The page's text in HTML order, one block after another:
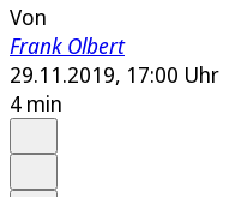
Von
Frank Olbert
29.11.2019, 17:00 Uhr
4 min